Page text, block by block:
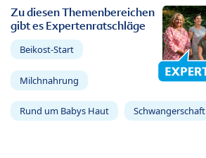
Zu diesen Themenbereichen
gibt es Expertenratschläge
Beikost-Start
Milchnahrung
Rund um Babys Haut Schwangerschaft